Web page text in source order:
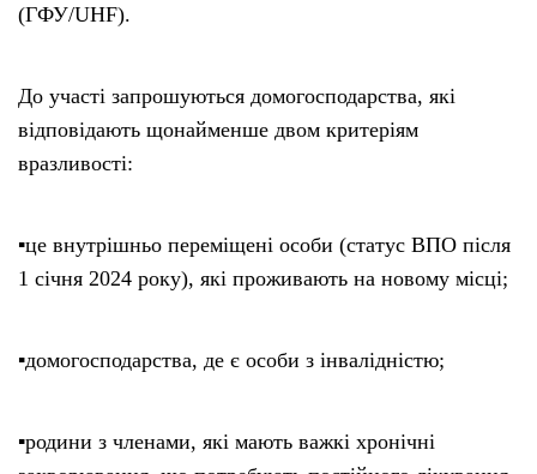
(ГФУ/UHF).
До участі запрошуються домогосподарства, які
відповідають щонайменше двом критеріям
вразливості:
▪️це внутрішньо переміщені особи (статус ВПО після
1 січня 2024 року), які проживають на новому місці;
▪️домогосподарства, де є особи з інвалідністю;
▪️родини з членами, які мають важкі хронічні